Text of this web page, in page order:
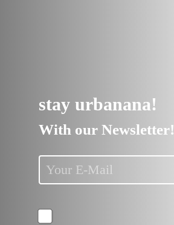
stay urbanana!
With our Newsletter!